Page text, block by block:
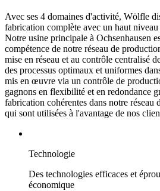
Avec ses 4 domaines d'activité, Wölfle
fabrication complète avec un haut
Notre usine principale à Ochsenhausen
compétence de notre réseau de
mise en réseau et au contrôle centralisé
des processus optimaux et uniformes
mis en œuvre via un contrôle de
gagnons en flexibilité et en redondance
fabrication cohérentes dans notre réseau
qui sont utilisées à l'avantage de nos
Technologie
Des technologies efficaces et
économique